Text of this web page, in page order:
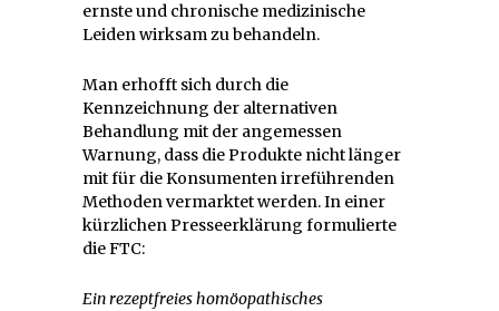
ernste und chronische medizinische
Leiden wirksam zu behandeln.
Man erhofft sich durch die
Kennzeichnung der alternativen
Behandlung mit der angemessen
Warnung, dass die Produkte nicht länger
mit für die Konsumenten irreführenden
Methoden vermarktet werden. In einer
kürzlichen Presseerklärung formulierte
die FTC:
Ein rezeptfreies homöopathisches